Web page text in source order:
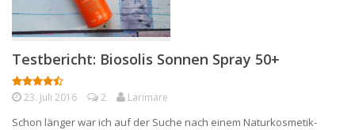
Testbericht: Biosolis Sonnen Spray 50+
23. Juli 2016 2 Larimare
Schon länger war ich auf der Suche nach einem Naturkosmetik-